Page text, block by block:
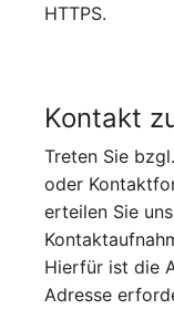
HTTPS.
Kontakt
Treten Sie
oder
erteilen Sie
Hierfür ist die
Adresse